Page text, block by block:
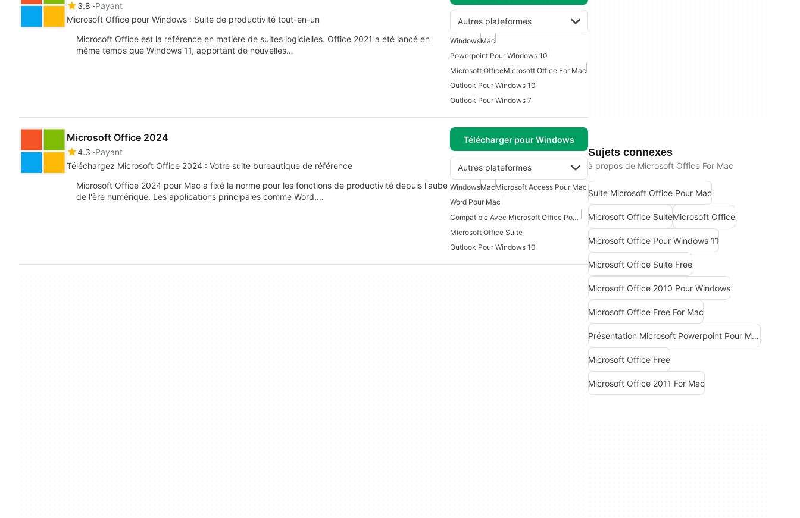
3.8 Payant
Microsoft Office pour Windows : Suite de productivité tout-en-un
Autres plateformes
Microsoft Office est la référence en matière de suites logicielles. Office 2021 a été lancé en
même temps que Windows 11, apportant de nouvelles…
WindowsMac
Powerpoint Pour Windows 10
Microsoft OfficeMicrosoft Office For Mac
Outlook Pour Windows 10
Outlook Pour Windows 7
Microsoft Office 2024
4.3 Payant
Téléchargez Microsoft Office 2024 : Votre suite bureautique de référence
Télécharger pour Windows
Autres plateformes
Microsoft Office 2024 pour Mac a fixé la norme pour les fonctions de productivité depuis l'aube
de l'ère numérique. Les applications principales comme Word,…
WindowsMacMicrosoft Access Pour Mac
Word Pour Mac
Compatible Avec Microsoft Office Pour Mac
Microsoft Office Suite
Outlook Pour Windows 10
Sujets connexes
à propos de Microsoft Office For Mac
Suite Microsoft Office Pour Mac
Microsoft Office SuiteMicrosoft Office
Microsoft Office Pour Windows 11
Microsoft Office Suite Free
Microsoft Office 2010 Pour Windows
Microsoft Office Free For Mac
Présentation Microsoft Powerpoint Pour Mac
Microsoft Office Free
Microsoft Office 2011 For Mac